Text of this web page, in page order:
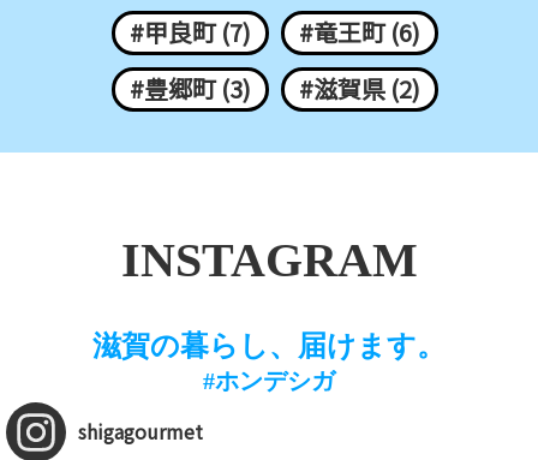
#甲良町 (7)
#竜王町 (6)
#豊郷町 (3)
#滋賀県 (2)
INSTAGRAM
滋賀の暮らし、届けます。
#ホンデシガ
shigagourmet